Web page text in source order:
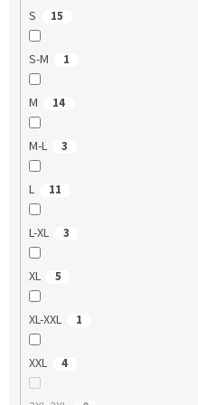
S 15
S-M 1
M 14
M-L 3
L 11
L-XL 3
XL 5
XL-XXL 1
XXL 4